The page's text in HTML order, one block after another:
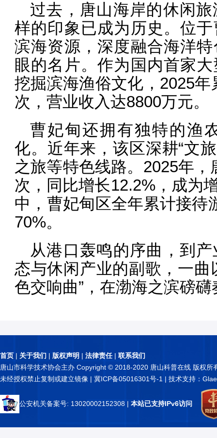
过去，唐山海岸的休闲
样的印象已成为历史。位
滨海资源，深度融合海洋
眼的名片。作为国内首家
挖掘滨海渔俗文化，2025
次，营业收入达8800万元。
曹妃甸还拥有独特的渔
化。近年来，该区深耕“文
之旅等特色线路。2025年
次，同比增长12.2%，成为
中，曹妃甸区全年累计接待
70%。
从港口轰鸣的序曲，到
态与休闲产业的副歌，一曲
色交响曲”，在渤海之滨磅
首页 | 关于我们 | 版权声明 | 法律责任| 联系我们
唐山市科学技术协会主办 Copyright © 2018-2020 唐山科普在线 版权所
未经授权禁止复制或建立镜像 | 冀ICP备05016301号-1 | 技术支持：
公安机关备案号: 13020002152308 | 本站已支持IPv6访问